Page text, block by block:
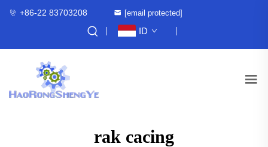
+86-22 83703208 [email protected]
ID
rak cacing